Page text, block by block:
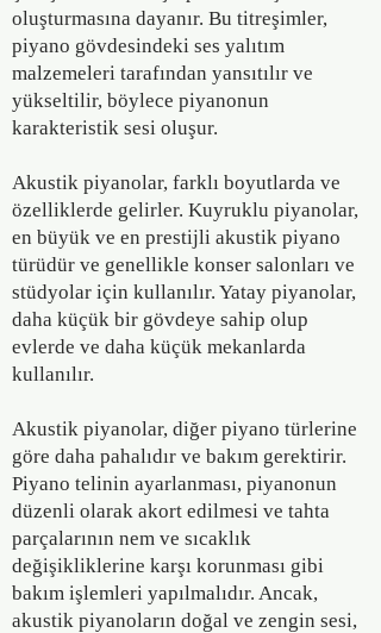
oluşturmasına dayanır. Bu titreşimler,
piyano gövdesindeki ses yalıtım
malzemeleri tarafından yansıtılır ve
yükseltilir, böylece piyanonun
karakteristik sesi oluşur.
Akustik piyanolar, farklı boyutlarda ve
özelliklerde gelirler. Kuyruklu piyanolar,
en büyük ve en prestijli akustik piyano
türüdür ve genellikle konser salonları ve
stüdyolar için kullanılır. Yatay piyanolar,
daha küçük bir gövdeye sahip olup
evlerde ve daha küçük mekanlarda
kullanılır.
Akustik piyanolar, diğer piyano türlerine
göre daha pahalıdır ve bakım gerektirir.
Piyano telinin ayarlanması, piyanonun
düzenli olarak akort edilmesi ve tahta
parçalarının nem ve sıcaklık
değişikliklerine karşı korunması gibi
bakım işlemleri yapılmalıdır. Ancak,
akustik piyanoların doğal ve zengin sesi,